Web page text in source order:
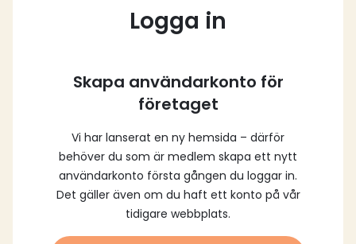
Logga in
Skapa användarkonto för
företaget
Vi har lanserat en ny hemsida – därför
behöver du som är medlem skapa ett nytt
användarkonto första gången du loggar in.
Det gäller även om du haft ett konto på vår
tidigare webbplats.